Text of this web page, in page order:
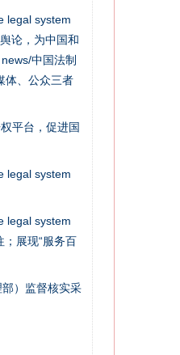
legal system
论，为中国和
中国法制
体、公众三者
平台，促进国
legal system
legal system
展现“服务百
）监督核实采